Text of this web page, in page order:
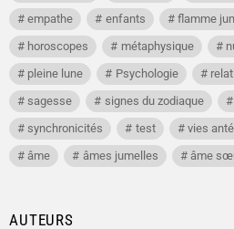
empathe
enfants flamme
horoscopes
métaphysique
pleine lune
Psychologie
sagesse
signes du zodiaque
synchronicités
test vies
âme
âmes jumelles âme
AUTEURS